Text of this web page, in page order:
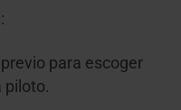
para escoger
piloto.